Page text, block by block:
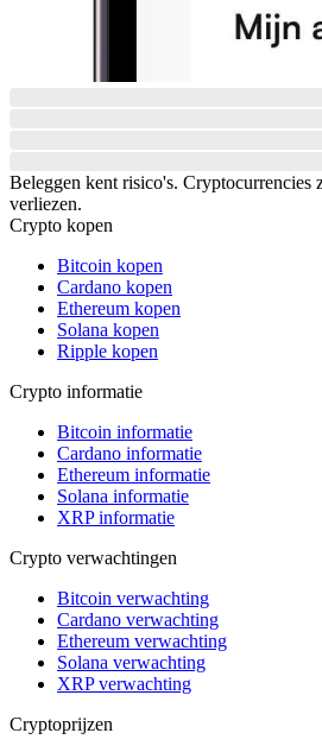
Beleggen kent risico's.
verliezen.
Crypto kopen
Bitcoin kopen
Cardano kopen
Ethereum kopen
Solana kopen
Ripple kopen
Crypto informatie
Bitcoin informatie
Cardano informatie
Ethereum informatie
Solana informatie
XRP informatie
Crypto verwachtingen
Bitcoin verwachting
Cardano verwachting
Ethereum verwachting
Solana verwachting
XRP verwachting
Cryptoprijzen